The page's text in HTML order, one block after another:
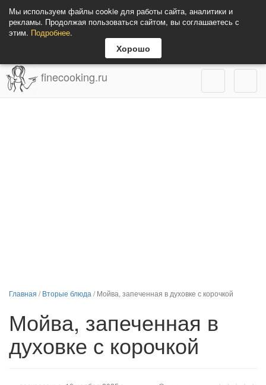
Мы используем файлы cookie для работы сайта, аналитики и
рекламы. Продолжая пользоваться сайтом, вы соглашаетесь с
этим. Подробнее.
Хорошо
finecooking.ru
Главная /Вторые блюда /Мойва, запеченная в духовке с корочкой
Мойва, запеченная в
духовке с корочкой